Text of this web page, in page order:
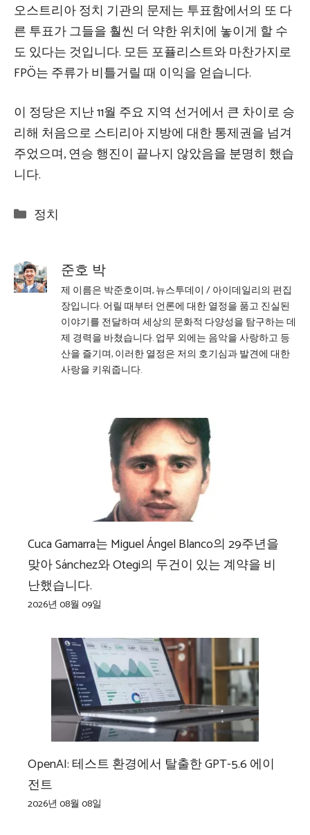
오스트리아 정치 기관의 문제는 투표함에서의 또 다
른 투표가 그들을 훨씬 더 약한 위치에 놓이게 할 수
도 있다는 것입니다. 모든 포퓰리스트와 마찬가지로
FPÖ는 주류가 비틀거릴 때 이익을 얻습니다.
이 정당은 지난 11월 주요 지역 선거에서 큰 차이로 승
리해 처음으로 스티리아 지방에 대한 통제권을 넘겨
주었으며, 연승 행진이 끝나지 않았음을 분명히 했습
니다.
Categories
정치
준호 박
제 이름은 박준호이며, 뉴스투데이 / 아이데일리의 편집
장입니다. 어릴 때부터 언론에 대한 열정을 품고 진실된
이야기를 전달하며 세상의 문화적 다양성을 탐구하는 데
제 경력을 바쳤습니다. 업무 외에는 음악을 사랑하고 등
산을 즐기며, 이러한 열정은 저의 호기심과 발견에 대한
사랑을 키워줍니다.
Cuca Gamarra는 Miguel Ángel Blanco의 29주년을
맞아 Sánchez와 Otegi의 두건이 있는 계약을 비
난했습니다.
2026년 08월 09일
OpenAI: 테스트 환경에서 탈출한 GPT-5.6 에이
전트
2026년 08월 08일